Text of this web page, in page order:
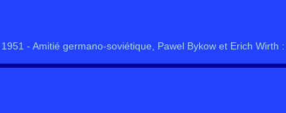
1951 - Amitié germano-soviétique, Pawel Bykow et Erich Wirth